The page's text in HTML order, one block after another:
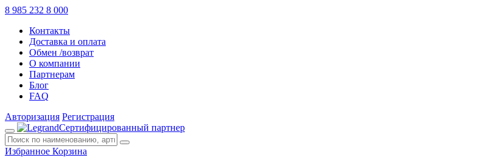
8 985 232 8 000
Контакты
Доставка и оплата
Обмен /возврат
О компании
Партнерам
Блог
FAQ
Авторизация Регистрация
Сертифицированный партнер
Избранное Корзина